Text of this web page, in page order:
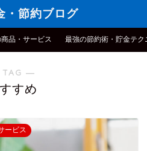
・節約ブログ
品・サービス 最強の節約術・貯金テク
―
すめ
ービス